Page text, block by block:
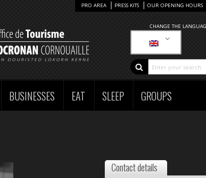
CHANGE THE
PRO AREA PRESS KITS OUR OPENING HOURS
BUSINESSES EAT SLEEP GROUPS
Contact details